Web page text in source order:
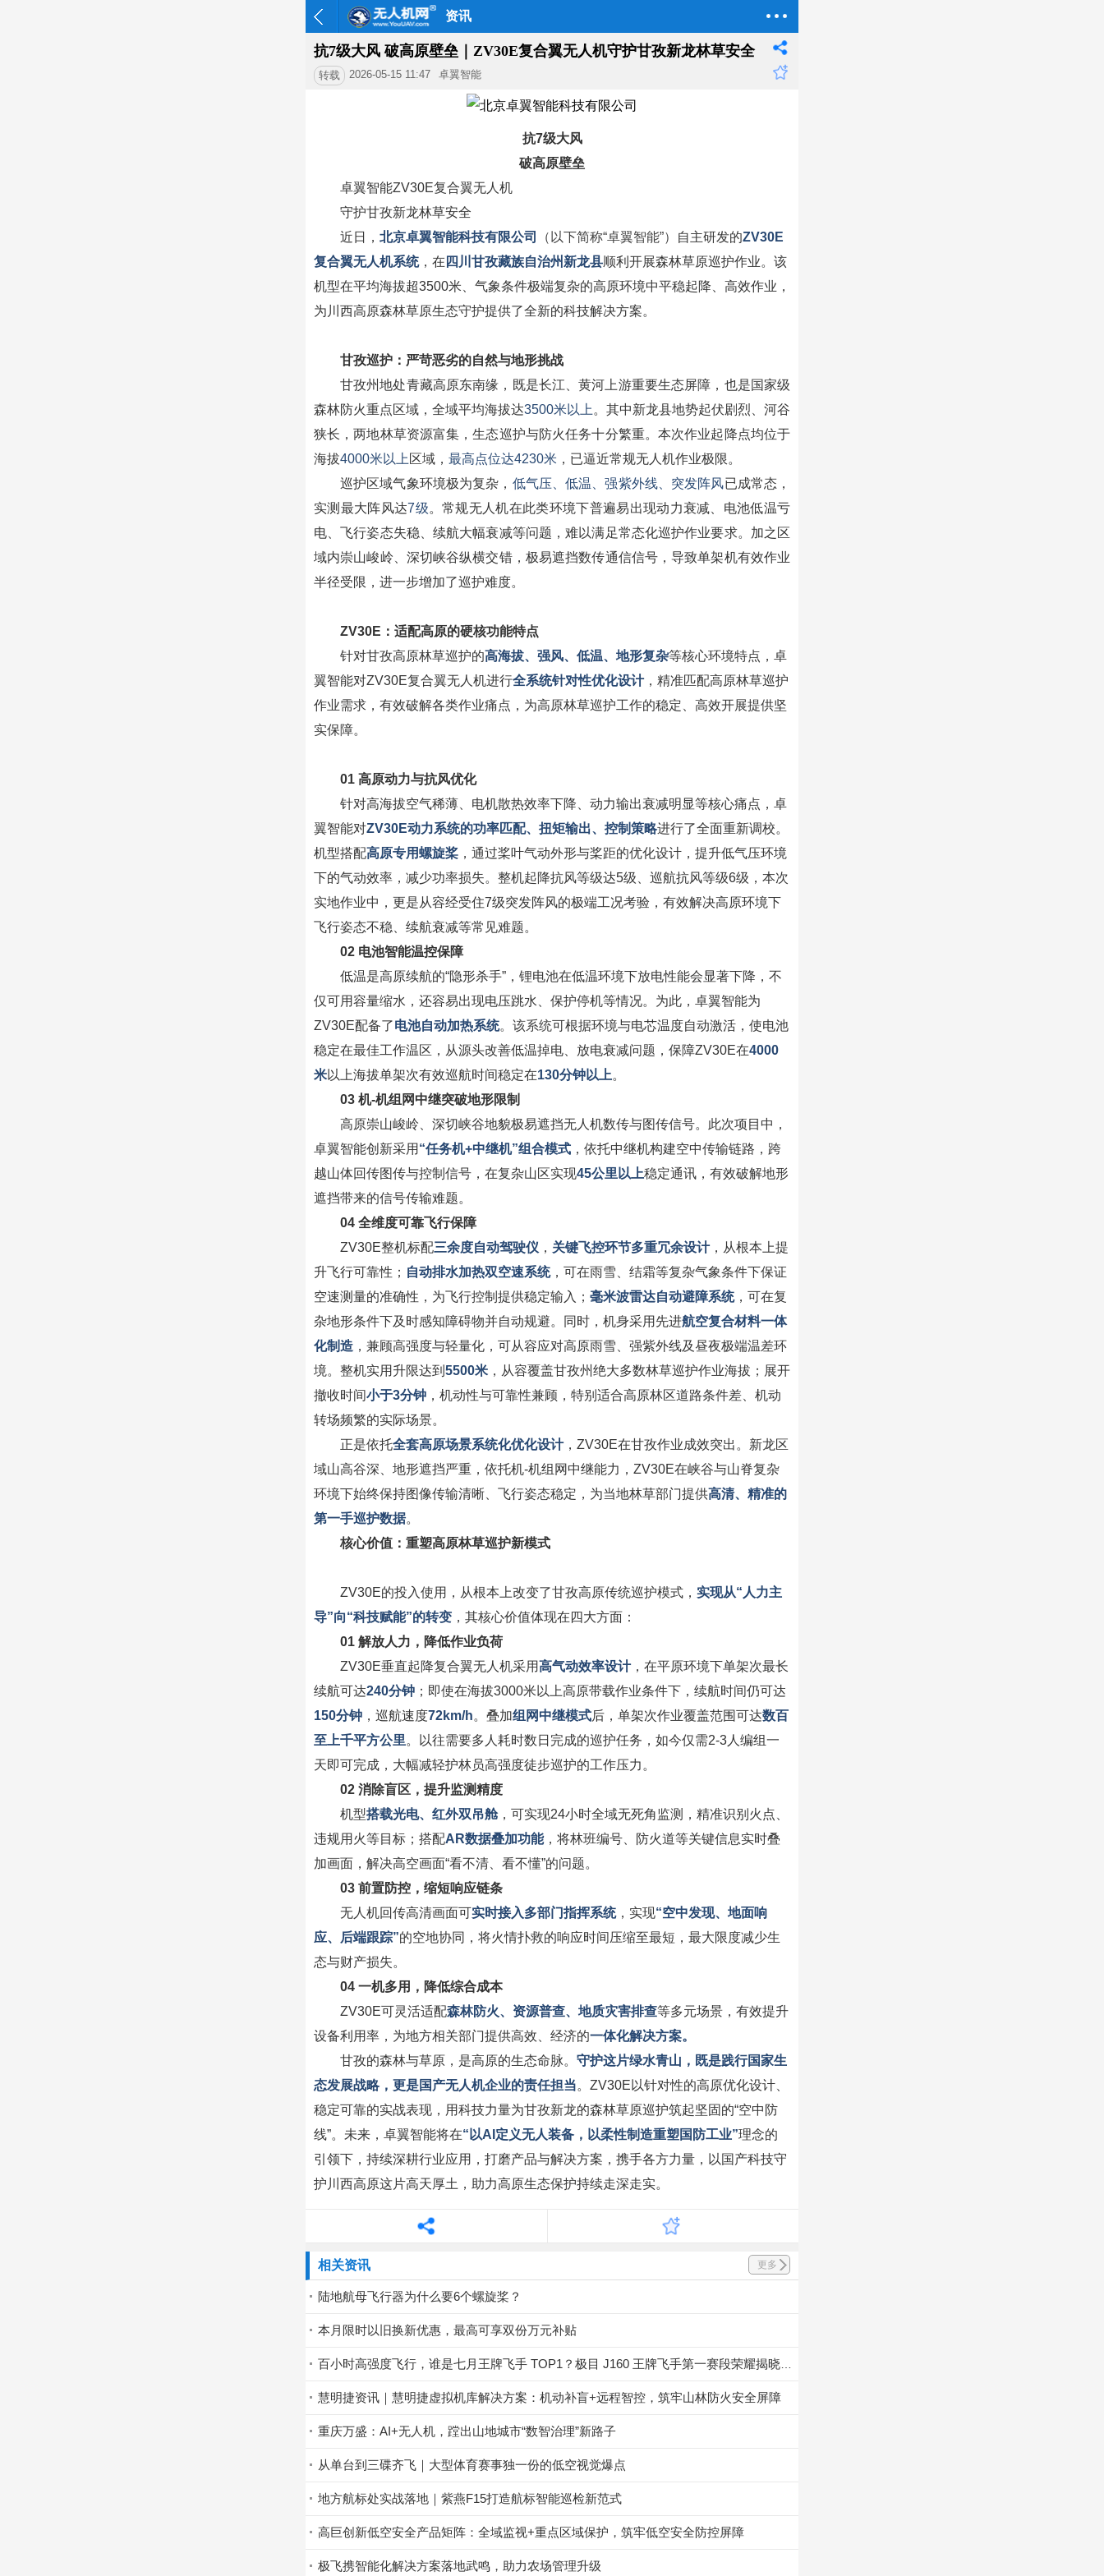
资讯
抗7级大风 破高原壁垒｜ZV30E复合翼无人机守护甘孜新龙林草安全
转载 2026-05-15 11:47 卓翼智能
抗7级大风
破高原壁垒
卓翼智能ZV30E复合翼无人机
守护甘孜新龙林草安全
近日， 北京卓翼智能科技有限公司 （以下简称“卓翼智能”） 自主研发的ZV30E
复合翼无人机系统，在 四川甘孜藏族自治州新龙县顺利开展森林草原巡护作业。该
机型在平均海拔超3500米、气象条件极端复杂的高原环境中平稳起降、高效作业，
为川西高原森林草原生态守护提供了全新的科技解决方案。
甘孜巡护： 严苛恶劣的自然与地形挑战
甘孜州地处青藏高原东南缘，既是长江、黄河上游重要生态屏障，也是国家级
森林防火重点区域，全域平均海拔达3500米以上 。其中新龙县地势起伏剧烈、河谷
狭长，两地林草资源富集，生态巡护与防火任务十分繁重。本次作业起降点均位于
海拔4000米以上 区域， 最高点位达4230米 ，已逼近常规无人机作业极限。
巡护区域气象环境极为复杂， 低气压、低温、强紫外线、突发阵风已成常态，
实测最大阵风达7级。常规无人机在此类环境下普遍易出现动力衰减、电池低温亏
电、飞行姿态失稳、续航大幅衰减等问题，难以满足常态化巡护作业要求。加之区
域内崇山峻岭、深切峡谷纵横交错，极易遮挡数传通信信号，导致单架机有效作业
半径受限，进一步增加了巡护难度。
ZV30E：适配高原的硬核功能特点
针对甘孜高原林草巡护的高海拔、强风、低温、地形复杂等核心环境特点，卓
翼智能对ZV30E复合翼无人机进行全系统针对性优化设计，精准匹配高原林草巡护
作业需求，有效破解各类作业痛点，为高原林草巡护工作的稳定、高效开展提供坚
实保障。
01 高原动力与抗风优化
针对高海拔空气稀薄、电机散热效率下降、动力输出衰减明显等核心痛点，卓
翼智能对ZV30E动力系统的功率匹配、扭矩输出、控制策略进行了全面重新调校。
机型搭配高原专用螺旋桨 ，通过桨叶气动外形与桨距的优化设计，提升低气压环境
下的气动效率，减少功率损失。整机起降抗风等级达5级、巡航抗风等级6级，本次
实地作业中，更是从容经受住7级突发阵风的极端工况考验，有效解决高原环境下
飞行姿态不稳、续航衰减等常见难题。
02 电池智能温控保障
低温是高原续航的“隐形杀手”，锂电池在低温环境下放电性能会显著下降，不
仅可用容量缩水，还容易出现电压跳水、保护停机等情况。为此，卓翼智能为
ZV30E配备了电池自动加热系统。该系统可根据环境与电芯温度自动激活，使电池
稳定在最佳工作温区，从源头改善低温掉电、放电衰减问题，保障ZV30E在4000
米以上海拔单架次有效巡航时间稳定在130分钟以上。
03 机-机组网中继突破地形限制
高原崇山峻岭、深切峡谷地貌极易遮挡无人机数传与图传信号。此次项目中，
卓翼智能创新采用 “任务机+中继机”组合模式 ，依托中继机构建空中传输链路，跨
越山体回传图传与控制信号，在复杂山区实现45公里以上稳定通讯，有效破解地形
遮挡带来的信号传输难题。
04 全维度可靠飞行保障
ZV30E整机标配三余度自动驾驶仪 ， 关键飞控环节多重冗余设计，从根本上提
升飞行可靠性； 自动排水加热双空速系统，可在雨雪、结霜等复杂气象条件下保证
空速测量的准确性，为飞行控制提供稳定输入； 毫米波雷达自动避障系统，可在复
杂地形条件下及时感知障碍物并自动规避。同时，机身采用先进航空复合材料一体
化制造 ，兼顾高强度与轻量化，可从容应对高原雨雪、强紫外线及昼夜极端温差环
境。整机实用升限达到 5500米 ，从容覆盖甘孜州绝大多数林草巡护作业海拔；展开
撤收时间小于3分钟 ，机动性与可靠性兼顾，特别适合高原林区道路条件差、机动
转场频繁的实际场景。
正是依托全套高原场景系统化优化设计，ZV30E在甘孜作业成效突出。新龙区
域山高谷深、地形遮挡严重，依托机-机组网中继能力，ZV30E在峡谷与山脊复杂
环境下始终保持图像传输清晰、飞行姿态稳定，为当地林草部门提供高清、精准的
第一手巡护数据。
核心价值：重塑高原林草巡护新模式
ZV30E的投入使用，从根本上改变了甘孜高原传统巡护模式， 实现从“人力主
导”向“科技赋能”的转变 ，其核心价值体现在四大方面：
01 解放人力，降低作业负荷
ZV30E垂直起降复合翼无人机采用高气动效率设计，在平原环境下单架次最长
续航可达240分钟 ；即使在海拔3000米以上高原带载作业条件下，续航时间仍可达
150分钟 ，巡航速度72km/h。叠加组网中继模式后，单架次作业覆盖范围可达数百
至上千平方公里。以往需要多人耗时数日完成的巡护任务，如今仅需2-3人编组一
天即可完成，大幅减轻护林员高强度徒步巡护的工作压力。
02 消除盲区，提升监测精度
机型搭载光电、红外双吊舱，可实现24小时全域无死角监测，精准识别火点、
违规用火等目标；搭配AR数据叠加功能，将林班编号、防火道等关键信息实时叠
加画面，解决高空画面“看不清、看不懂”的问题。
03 前置防控，缩短响应链条
无人机回传高清画面可实时接入多部门指挥系统，实现“空中发现、地面响
应、后端跟踪”的空地协同，将火情扑救的响应时间压缩至最短，最大限度减少生
态与财产损失。
04 一机多用，降低综合成本
ZV30E可灵活适配森林防火、资源普查、地质灾害排查等多元场景，有效提升
设备利用率，为地方相关部门提供高效、经济的一体化解决方案。
甘孜的森林与草原，是高原的生态命脉。 守护这片绿水青山，既是践行国家生
态发展战略，更是国产无人机企业的责任担当。ZV30E以针对性的高原优化设计、
稳定可靠的实战表现，用科技力量为甘孜新龙的森林草原巡护筑起坚固的“空中防
线”。未来，卓翼智能将在“以AI定义无人装备，以柔性制造重塑国防工业”理念的
引领下，持续深耕行业应用，打磨产品与解决方案，携手各方力量，以国产科技守
护川西高原这片高天厚土，助力高原生态保护持续走深走实。
相关资讯 更多
陆地航母飞行器为什么要6个螺旋桨？
本月限时以旧换新优惠，最高可享双份万元补贴
慧明捷资讯｜慧明捷虚拟机库解决方案：机动补盲+远程智控，筑牢山林防火安全屏障
重庆万盛：AI+无人机，蹚出山地城市“数智治理”新路子
从单台到三碟齐飞｜大型体育赛事独一份的低空视觉爆点
地方航标处实战落地｜紫燕F15打造航标智能巡检新范式
高巨创新低空安全产品矩阵：全域监视+重点区域保护，筑牢低空安全防控屏障
极飞携智能化解决方案落地武鸣，助力农场管理升级